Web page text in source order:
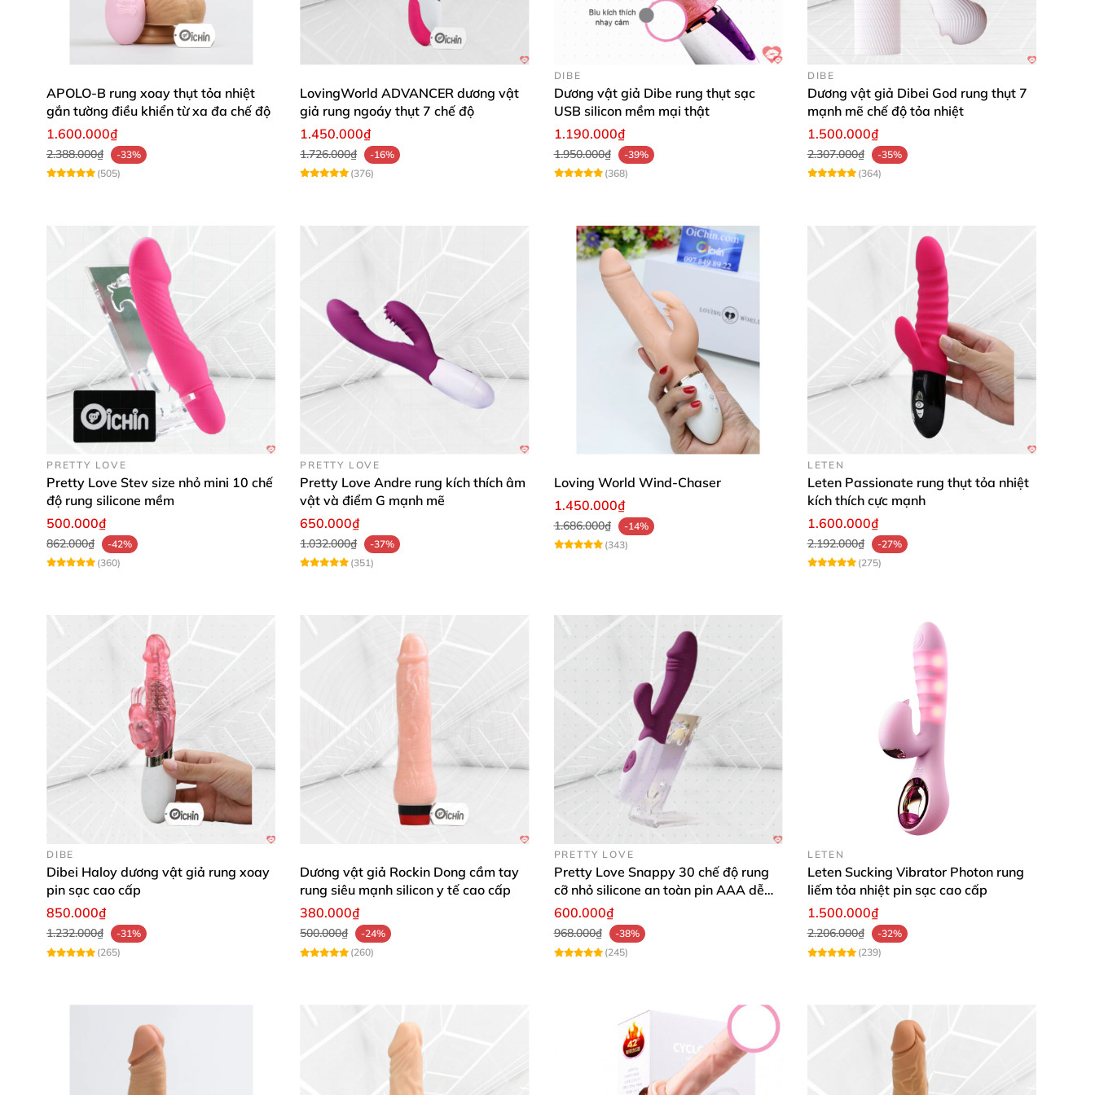
Hương Giang (Đà Nẵng) : "Thiết kế hai đầu đa năng và mạnh mẽ . Dễ mang theo các chuyến đi , mình
recommend nhiệt tình! ✨"
? Mua ngay Glas 8 Inch Sườn G-Spot képđể trải nghiệm đỉnh cao hôm nay!
APOLO-B rung xoay thụt tỏa nhiệt
gắn tường điều khiển từ xa đa chế độ
1.600.000₫
2.388.000₫
-33%
(505)
LovingWorld ADVANCER dương vật
giả rung ngoáy thụt 7 chế độ
1.450.000₫
1.726.000₫
-16%
(376)
DIBE
Dương vật giả Dibe rung thụt sạc
USB silicon mềm mại thật
1.190.000₫
1.950.000₫
-39%
(368)
DIBE
Dương vật giả Dibei God rung thụt 7
mạnh mẽ chế độ tỏa nhiệt
1.500.000₫
2.307.000₫
-35%
(364)
PRETTY LOVE
Pretty Love Stev size nhỏ mini 10 chế
độ rung silicone mềm
500.000₫
862.000₫
-42%
(360)
PRETTY LOVE
Pretty Love Andre rung kích thích âm
vật và điểm G mạnh mẽ
650.000₫
1.032.000₫
-37%
(351)
Loving World Wind-Chaser
1.450.000₫
1.686.000₫
-14%
(343)
LETEN
Leten Passionate rung thụt tỏa nhiệt
kích thích cực mạnh
1.600.000₫
2.192.000₫
-27%
(275)
DIBE
Dibei Haloy dương vật giả rung xoay
pin sạc cao cấp
850.000₫
1.232.000₫
-31%
(265)
Dương vật giả Rockin Dong cầm tay
rung siêu mạnh silicon y tế cao cấp
380.000₫
500.000₫
-24%
(260)
PRETTY LOVE
Pretty Love Snappy 30 chế độ rung
cỡ nhỏ silicone an toàn pin AAA dễ
dùng
600.000₫
968.000₫
-38%
(245)
LETEN
Leten Sucking Vibrator Photon rung
liếm tỏa nhiệt pin sạc cao cấp
1.500.000₫
2.206.000₫
-32%
(239)